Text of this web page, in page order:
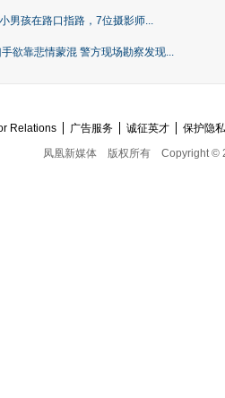
男孩在路口指路，7位摄影师...
欲靠悲情蒙混 警方现场勘察发现...
Relations 广告服务 诚征英才
保护隐
凤凰新媒体
版权所有 Copyright ©